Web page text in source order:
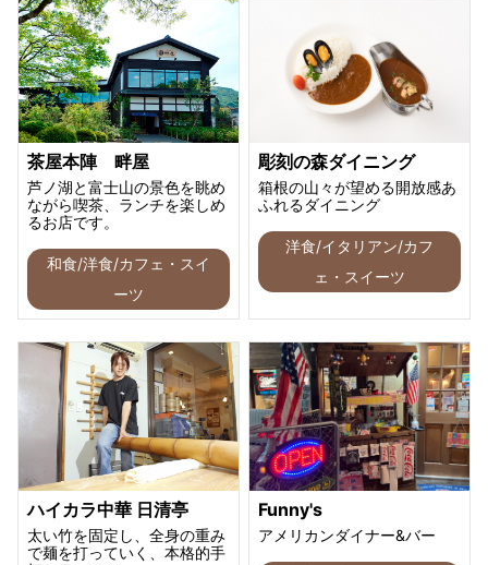
茶屋本陣 畔屋
芦ノ湖と富士山の景色を眺め
ながら喫茶、ランチを楽しめ
るお店です。
和食/洋食/カフェ・スイ
ーツ
彫刻の森ダイニング
箱根の山々が望める開放感あ
ふれるダイニング
洋食/イタリアン/カフ
ェ・スイーツ
ハイカラ中華 日清亭
太い竹を固定し、全身の重み
で麺を打っていく、本格的手
Funny's
アメリカンダイナー&バー